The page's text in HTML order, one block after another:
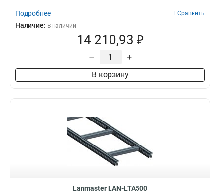
Подробнее Сравнить
Наличие: В наличии
14 210,93 ₽
– +
В корзину
Lanmaster LAN-LTA500